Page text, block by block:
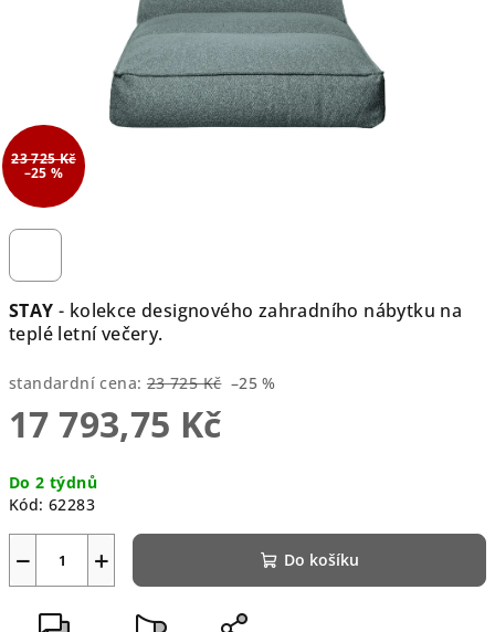
STAY - kolekce designového zahradního nábytku na
teplé letní večery.
standardní cena: 23 725 Kč –25 %
17 793,75 Kč
cena:
Do 2 týdnů
Kód: 62283
+
− Do košíku
23 725 Kč
–25 %